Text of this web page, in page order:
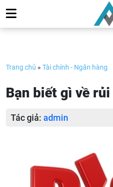
to
content
Trang chủ » Tài chính - Ngân hàng
Bạn biết gì về
Tác giả: admin